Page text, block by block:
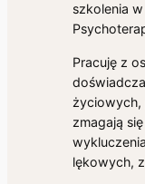
szkolenia
Pracuję z
życiowych,
zmagają
lękowych,